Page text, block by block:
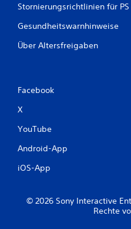
Stornierungsrichtlinien für PS
Gesundheitswarnhinweise
Über Altersfreigaben
Facebook
X
YouTube
Android-App
iOS-App
© 2026 Sony Interactive
Rechte